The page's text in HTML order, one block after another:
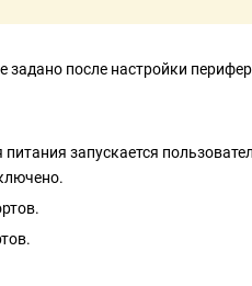
задано после настройки
запускается